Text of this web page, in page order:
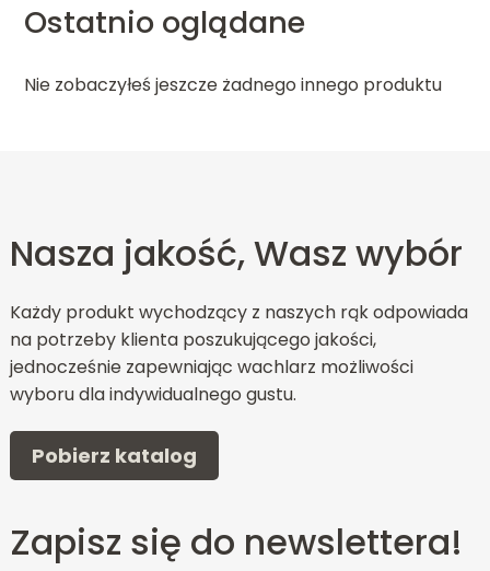
Ostatnio oglądane
Nie zobaczyłeś jeszcze żadnego innego produktu
Nasza jakość, Wasz wybór
Każdy produkt wychodzący z naszych rąk odpowiada
na potrzeby klienta poszukującego jakości,
jednocześnie zapewniając wachlarz możliwości
wyboru dla indywidualnego gustu.
Pobierz katalog
Zapisz się do newslettera!